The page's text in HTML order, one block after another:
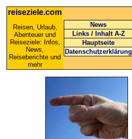
reiseziele.com
Reisen, Urlaub,
Abenteuer und
Reiseziele: Infos,
News,
Reiseberichte und
mehr
News
Links / Inhalt A-Z
Hauptseite
Datenschutzerklärung